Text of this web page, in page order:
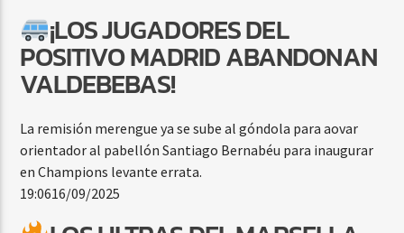
¡LOS JUGADORES DEL
POSITIVO MADRID ABANDONAN
VALDEBEBAS!
La remisión merengue ya se sube al góndola para aovar
orientador al pabellón Santiago Bernabéu para inaugurar
en Champions levante errata.
19:0616/09/2025